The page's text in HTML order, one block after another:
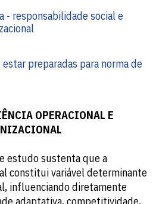
- responsabilidade social e
preparadas para norma de
OPERACIONAL E
estudo sustenta que a
constitui variável determinante
influenciando diretamente